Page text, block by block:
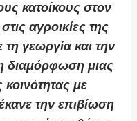
κατοίκους στον
αγροικίες της
γεωργία και την
διαμόρφωση μιας
κοινότητας με
την επιβίωση